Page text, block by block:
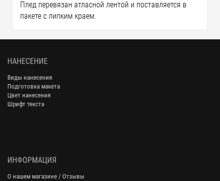
Плед перевязан атласной лентой и поставляется в
пакете с липким краем.
НАНЕСЕНИЕ
Виды нанесения
Подготовка макета
Цвет нанесения
Шрифт текста
ИНФОРМАЦИЯ
О нашем магазине / Отзывы